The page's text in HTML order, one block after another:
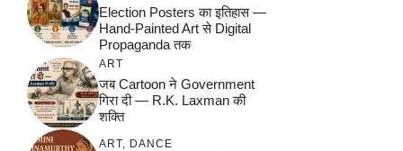
Election Posters का इतिहास —
Hand-Painted Art से Digital
Propaganda तक
ART
जब Cartoon ने Government
गिरा दी — R.K. Laxman की
शक्ति
ART DANCE